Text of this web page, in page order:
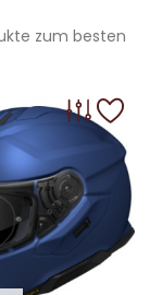
zum besten